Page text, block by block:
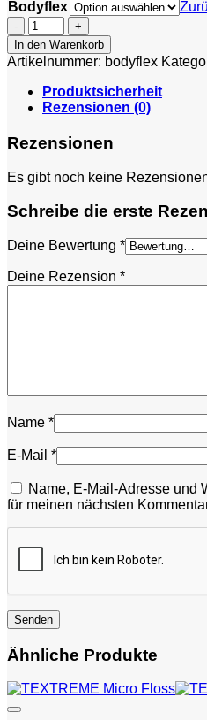
Bodyflex
Bodyflex
Menge
In den Warenkorb
Artikelnummer: bodyflex
Produktsicherheit
Rezensionen (0)
Rezensionen
Es gibt noch keine
Schreibe die erste
Deine Bewertung *
Deine Rezension *
Name *
E-Mail *
Name, E-Mail-Adresse und
für meinen nächsten
Ähnliche Produkte